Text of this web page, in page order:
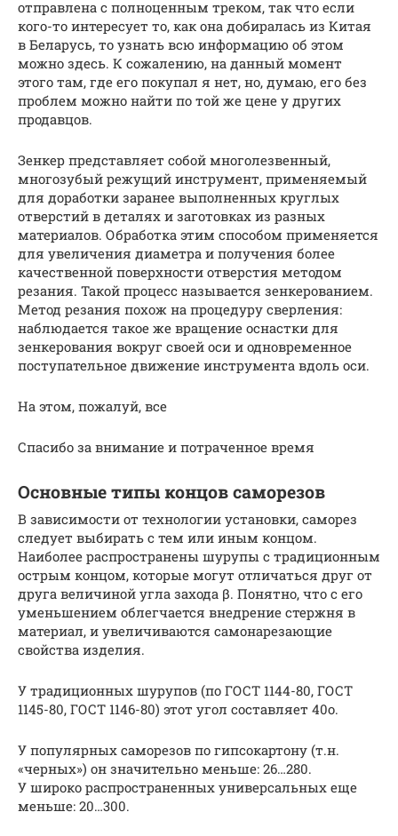
отправлена с полноценным треком, так что если
кого-то интересует то, как она добиралась из Китая
в Беларусь, то узнать всю информацию об этом
можно здесь. К сожалению, на данный момент
этого там, где его покупал я нет, но, думаю, его без
проблем можно найти по той же цене у других
продавцов.
Зенкер представляет собой многолезвенный,
многозубый режущий инструмент, применяемый
для доработки заранее выполненных круглых
отверстий в деталях и заготовках из разных
материалов. Обработка этим способом применяется
для увеличения диаметра и получения более
качественной поверхности отверстия методом
резания. Такой процесс называется зенкерованием.
Метод резания похож на процедуру сверления:
наблюдается такое же вращение оснастки для
зенкерования вокруг своей оси и одновременное
поступательное движение инструмента вдоль оси.
На этом, пожалуй, все
Спасибо за внимание и потраченное время
Основные типы концов саморезов
В зависимости от технологии установки, саморез
следует выбирать с тем или иным концом.
Наиболее распространены шурупы с традиционным
острым концом, которые могут отличаться друг от
друга величиной угла захода β. Понятно, что с его
уменьшением облегчается внедрение стержня в
материал, и увеличиваются самонарезающие
свойства изделия.
У традиционных шурупов (по ГОСТ 1144-80, ГОСТ
1145-80, ГОСТ 1146-80) этот угол составляет 40о.
У популярных саморезов по гипсокартону (т.н.
«черных») он значительно меньше: 26…280.
У широко распространенных универсальных еще
меньше: 20…300.